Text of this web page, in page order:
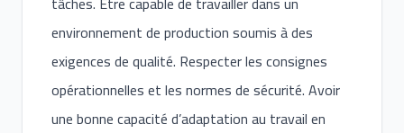
environnement de production soumis à des
exigences de qualité. Respecter les consignes
opérationnelles et les normes de sécurité. Avoir
une bonne capacité d’adaptation au travail en